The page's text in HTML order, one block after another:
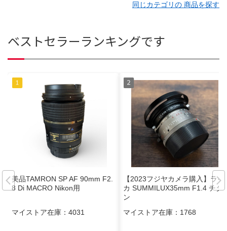
同じカテゴリの 商品を探す
ベストセラーランキングです
美品TAMRON SP AF 90mm F2.
8 Di MACRO Nikon用
マイストア在庫： 4031
【2023フジヤカメラ購入】ライ
カ SUMMILUX35mm F1.4 チタ
ン
マイストア在庫： 1768